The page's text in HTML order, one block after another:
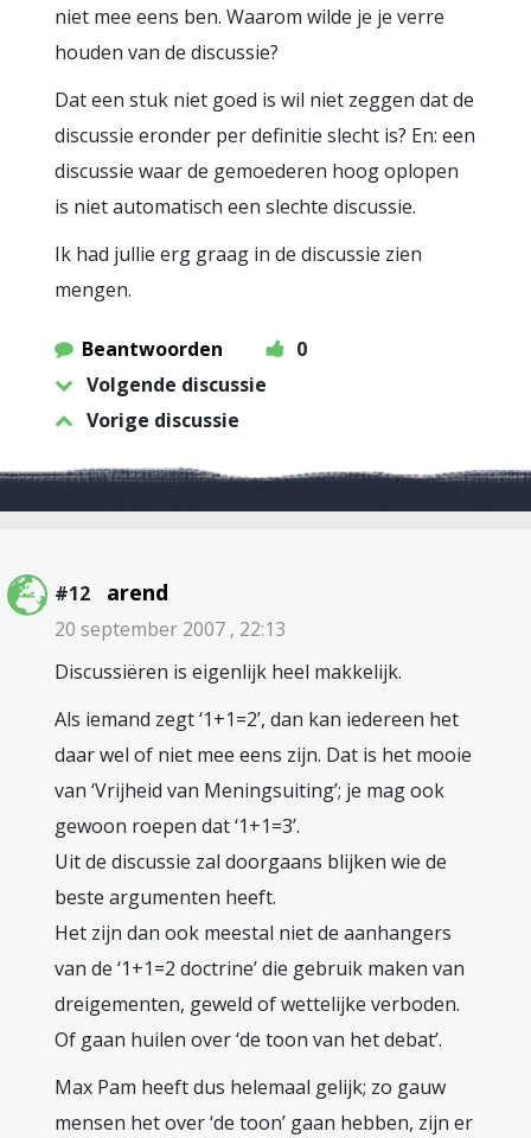
niet mee eens ben. Waarom wilde je je verre
houden van de discussie?
Dat een stuk niet goed is wil niet zeggen dat de
discussie eronder per definitie slecht is? En: een
discussie waar de gemoederen hoog oplopen
is niet automatisch een slechte discussie.
Ik had jullie erg graag in de discussie zien
mengen.
Beantwoorden
0
Volgende discussie
Vorige discussie
#12 arend
20 september 2007 , 22:13
Discussiëren is eigenlijk heel makkelijk.
Als iemand zegt ‘1+1=2’, dan kan iedereen het
daar wel of niet mee eens zijn. Dat is het mooie
van ‘Vrijheid van Meningsuiting’; je mag ook
gewoon roepen dat ‘1+1=3’.
Uit de discussie zal doorgaans blijken wie de
beste argumenten heeft.
Het zijn dan ook meestal niet de aanhangers
van de ‘1+1=2 doctrine’ die gebruik maken van
dreigementen, geweld of wettelijke verboden.
Of gaan huilen over ‘de toon van het debat’.
Max Pam heeft dus helemaal gelijk; zo gauw
mensen het over ‘de toon’ gaan hebben, zijn er